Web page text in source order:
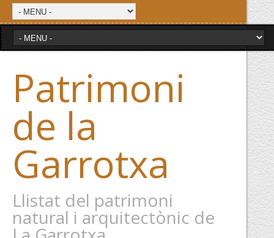
Patrimoni
de la
Garrotxa
Llistat del patrimoni
natural i arquitectònic de